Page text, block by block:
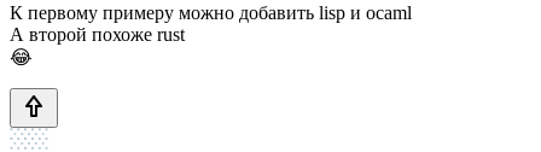
К первому примеру можно добавить lisp и ocaml
А второй похоже rust
😂